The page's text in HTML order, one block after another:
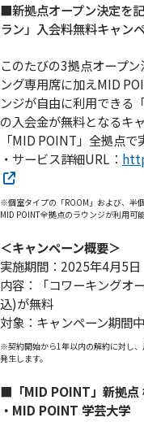
■新拠点オープン決定を
ラン」入会料無料キャン
このたびの3拠点オープ
ング専用席に加えMID
ンジが自由に利用できる
の入会金が無料となるキ
「MID POINT」全拠点で
・サービス詳細URL：
※個室タイプの「ROOM」および、半
MID POINT全拠点のラウンジが利用可能
＜キャンペーン概要＞
実施期間：2025年4月5日
内容：「コワーキングオ
込)が無料
対象：キャンペーン期間
※契約開始から1年以内の解約に対し
発生します。
■「MID POINT」新拠点
・MID POINT 学芸大学